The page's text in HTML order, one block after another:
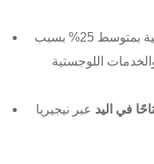
معنا تقلل إجمالي تكلفة الملكية بمتوسط 25% بسبب
اللوجستية
في اليد عبر نيجيريا